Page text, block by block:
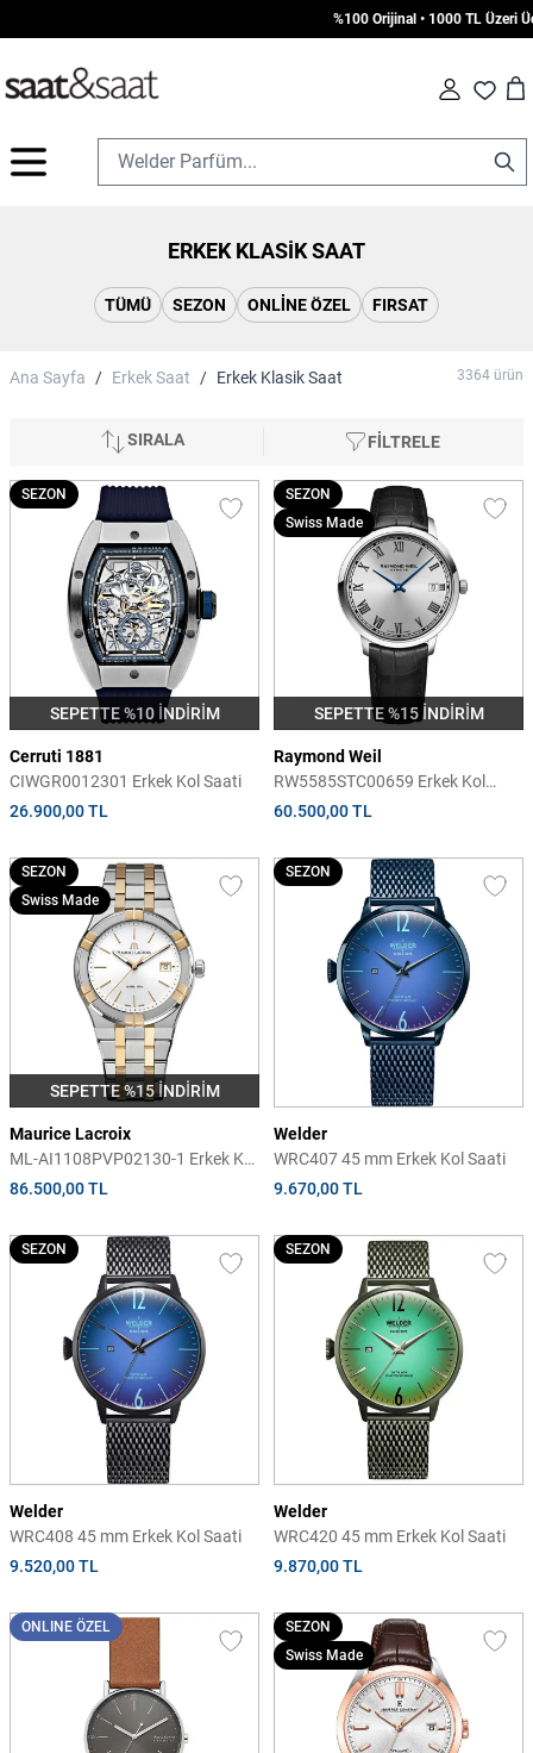
%100 Orijinal • 1000 TL Üzeri Ücretsiz
Fav Cart
ERKEK KLASIK SAAT
TÜMÜ SEZON ONLINE ÖZEL FIRSAT
Ana Sayfa / Erkek Saat / Erkek Klasik Saat 3364 ürün
SIRALA FİLTRELE
SEPETTE %10 İNDİRİM
SEZON
Cerruti 1881
CIWGR0012301 Erkek Kol Saati
26.900,00 TL
SEPETTE %15 İNDİRİM
SEZON
Swiss Made
Raymond Weil
RW5585STC00659 Erkek Kol
Saati
60.500,00 TL
SEPETTE %15 İNDİRİM
SEZON
Swiss Made
Maurice Lacroix
ML-AI1108PVP02130-1 Erkek Kol
Saati
86.500,00 TL
SEZON
Welder
WRC407 45 mm Erkek Kol Saati
9.670,00 TL
SEZON
Welder
WRC408 45 mm Erkek Kol Saati
9.520,00 TL
SEZON
Welder
WRC420 45 mm Erkek Kol Saati
9.870,00 TL
ONLINE ÖZEL
SEZON
Swiss Made